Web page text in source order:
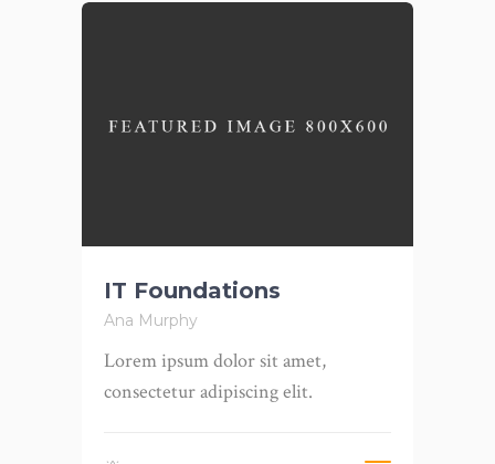
IT Foundations
Ana Murphy
Lorem ipsum dolor sit amet,
consectetur adipiscing elit.